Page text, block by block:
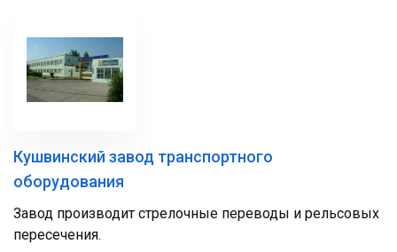
Кушвинский завод транспортного
оборудования
Завод производит стрелочные переводы и рельсовых
пересечения.